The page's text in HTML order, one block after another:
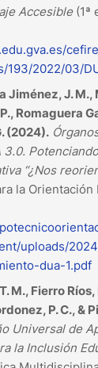
Accesible(1ª
193/2022/03/
Jiménez, J.
Romaguera
(2024).
3.0.
“¿Nos
la Orientación
uploads/
dua-1.pdf
M., Fierro Ríos,
P. C., &
Universal de
la Inclusión